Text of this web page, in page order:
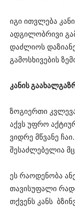
იგი ითვლება
ადგილობრივი
დაძლიოს
გამოსხივების
კანის
ზოგიერთი
აქვს უფრო
ვიდრე მწვანე
შესაძლებელია
ეს რაოდენობა
თავისუფალი
თქვენს კანს